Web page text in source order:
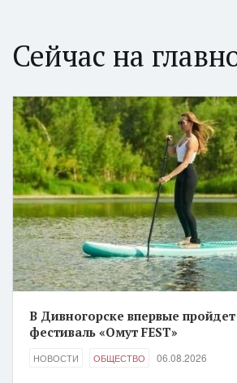
Сейчас на
В Дивногорске впервые
фестиваль «Омут FEST»
НОВОСТИ ОБЩЕСТВО 06.08.2026